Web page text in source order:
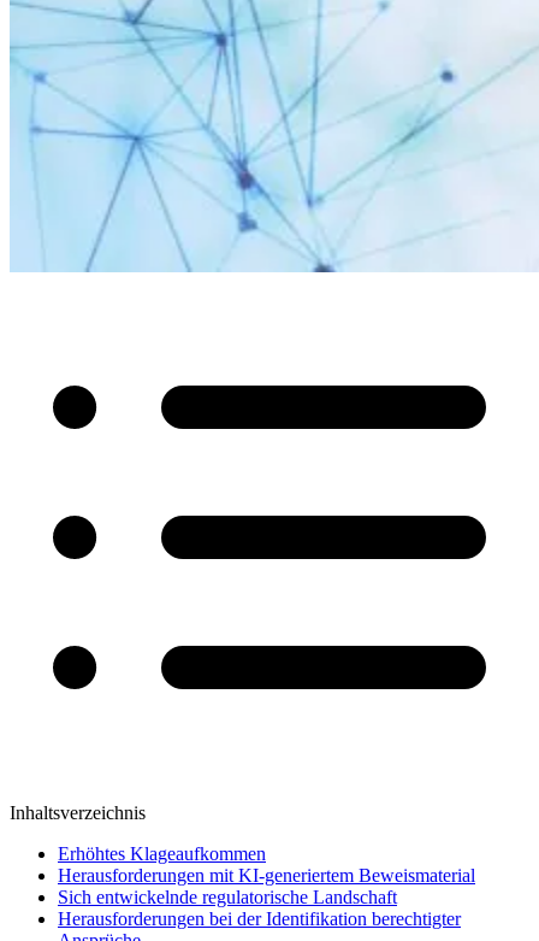
Inhaltsverzeichnis
Erhöhtes Klageaufkommen
Herausforderungen mit KI-generiertem Beweismaterial
Sich entwickelnde regulatorische Landschaft
Herausforderungen bei der Identifikation berechtigter